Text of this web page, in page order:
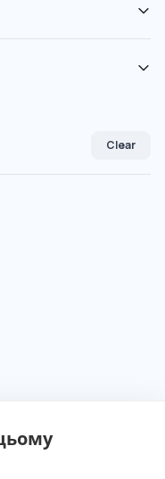
Clear
603260 dated